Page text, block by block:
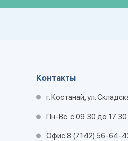
Контакты
г. Костанай, ул.
Пн-Вс: с 09:30 до
Офис:8 (7142) 56-64-